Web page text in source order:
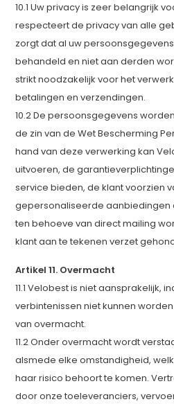
10.1 Uw privacy is zeer belangrijk
respecteert de privacy van alle
zorgt dat al uw
behandeld en niet aan derden
strikt noodzakelijk voor het
betalingen en verzendingen.
10.2 De persoonsgegevens
de zin van de Wet Bescherming
hand van deze verwerking kan
uitvoeren, de
service bieden, de klant voorzien
gepersonaliseerde aanbiedingen
ten behoeve van direct mailing
klant aan te tekenen verzet
Artikel 11. Overmacht
11.1 Velobest is niet aansprakelijk,
verbintenissen niet kunnen
van overmacht.
11.2 Onder overmacht wordt
alsmede elke omstandigheid,
haar risico behoort te komen.
door onze toeleveranciers,